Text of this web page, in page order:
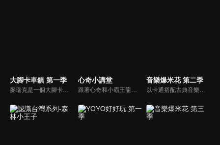
大腳卡車鎮 第一季 心奇小講堂 音樂爆米花 第二季